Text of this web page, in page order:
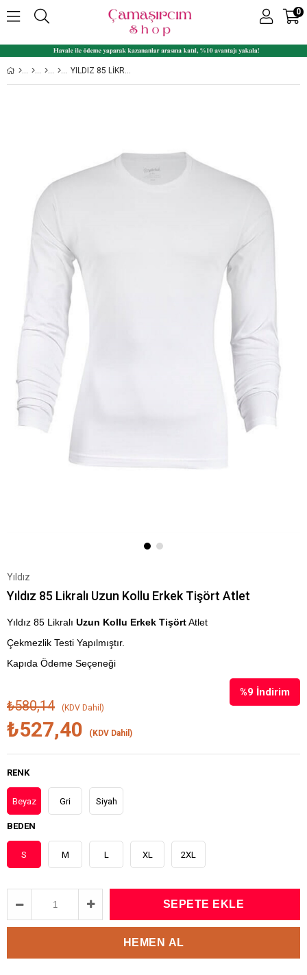
0
YILDIZ 85 LIKRALI UZUN KOLLU ERKEK TIŞÖRT ATLET
Yıldız
Yıldız 85 Likralı Uzun Kollu Erkek Tişört Atlet
Yıldız 85 Likralı Uzun Kollu Erkek TişörtAtlet
Çekmezlik Testi Yapılmıştır.
Kapıda Ödeme Seçeneği
%9 İndirim
₺580,14 (KDV Dahil)
₺527,40 (KDV Dahil)
RENK
Beyaz Gri Siyah
BEDEN
S M L XL 2XL